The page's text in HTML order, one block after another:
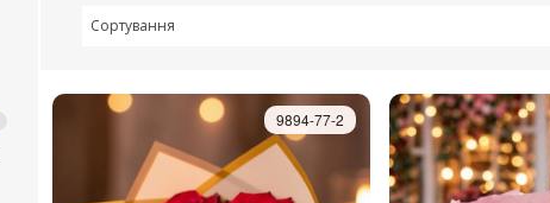
Сортування
9894-77-2